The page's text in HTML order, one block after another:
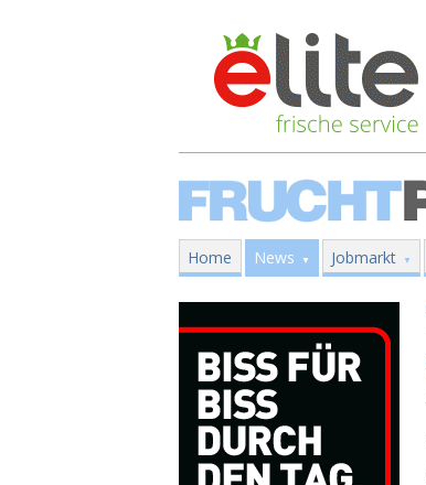
Home News Jobmarkt